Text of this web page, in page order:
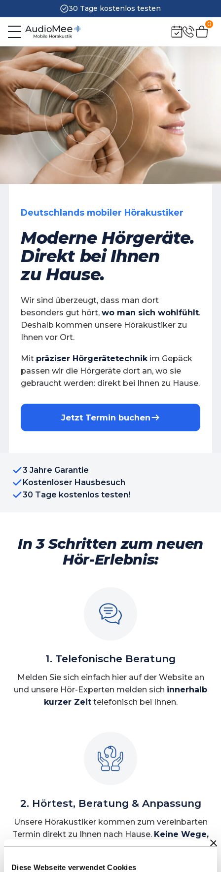
Diese Webseite verwendet Cookies
30 Tage kostenlos testen
0
Deutschlands mobiler Hörakustiker
Moderne Hörgeräte.
Direkt bei Ihnen
zu Hause.
Wir sind überzeugt, dass man dort
besonders gut hört, wo man sich wohlfühlt.
Deshalb kommen unsere Hörakustiker zu
Ihnen vor Ort.
Mit präziser Hörgerätetechnik im Gepäck
passen wir die Hörgeräte dort an, wo sie
gebraucht werden: direkt bei Ihnen zu Hause.
Jetzt Termin buchen
3 Jahre Garantie
Kostenloser Hausbesuch
30 Tage kostenlos testen!
In 3 Schritten zum neuen
Hör-Erlebnis:
1. Telefonische Beratung
Melden Sie sich einfach hier auf der Website an
und unsere Hör-Experten melden sich innerhalb
kurzer Zeittelefonisch bei Ihnen.
2. Hörtest, Beratung & Anpassung
Unsere Hörakustiker kommen zum vereinbarten
Termin direkt zu Ihnen nach Hause. Keine Wege,
keine Wartezeit.